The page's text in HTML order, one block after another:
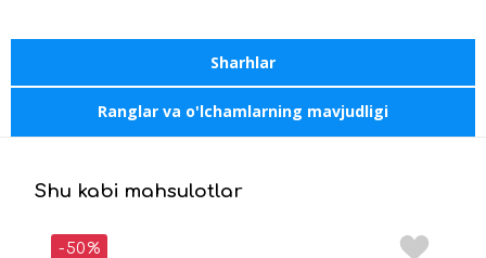
Sharhlar
Ranglar va o'lchamlarning mavjudligi
Shu kabi mahsulotlar
-50%